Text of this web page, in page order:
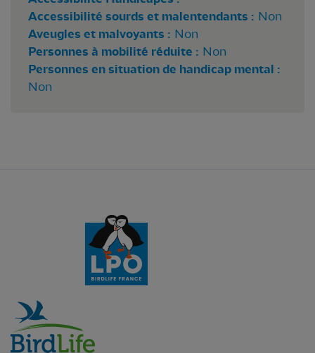
Accessibilité sourds et malentendants : Non
Aveugles et malvoyants : Non
Personnes à mobilité réduite : Non
Personnes en situation de handicap mental :
Non